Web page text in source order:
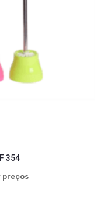
354
preços